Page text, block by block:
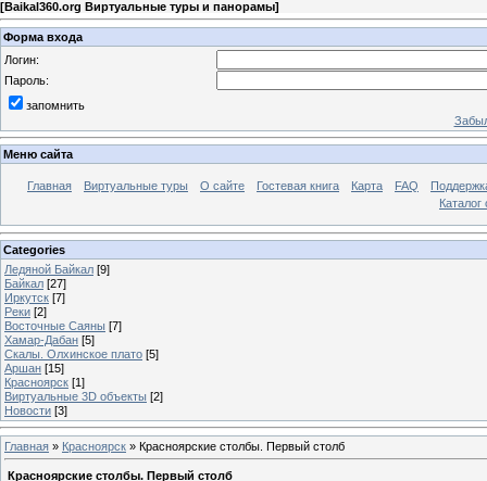
[Baikal360.org Виртуальные туры и панорамы]
Форма входа
Логин:
Пароль:
запомнить
Меню сайта
Главная Виртуальные туры О сайте Гостевая книга Карта FAQ
Каталог
Categories
Ледяной Байкал [9]
Байкал [27]
Иркутск [7]
Реки [2]
Восточные Саяны [7]
Хамар-Дабан [5]
Скалы. Олхинское плато [5]
Аршан [15]
Красноярск [1]
Виртуальные 3D объекты [2]
Новости [3]
Главная » Красноярск » Красноярские столбы. Первый столб
Красноярские столбы. Первый столб